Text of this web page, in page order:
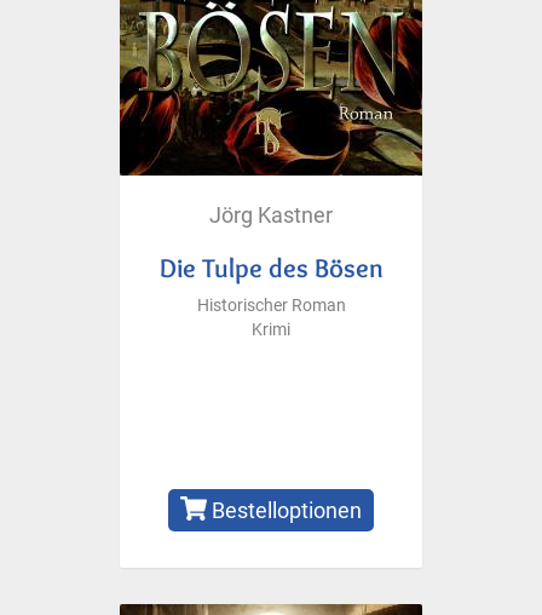
Jörg Kastner
Die Tulpe des Bösen
Historischer Roman
Krimi
Bestelloptionen